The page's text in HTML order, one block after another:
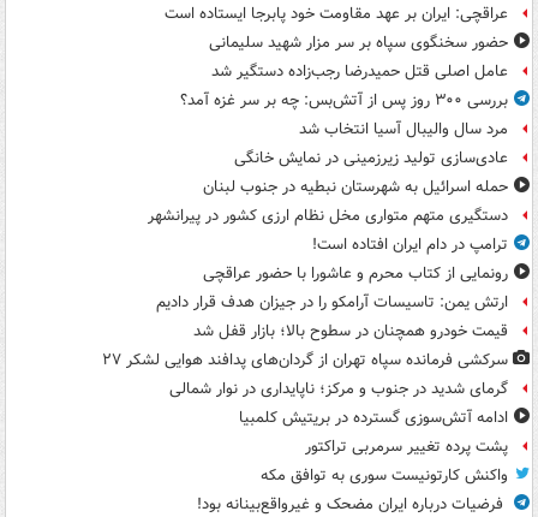
عراقچی: ایران بر عهد مقاومت خود پابرجا ایستاده است
حضور سخنگوی سپاه بر سر مزار شهید سلیمانی
عامل اصلی قتل حمیدرضا رجب‌زاده دستگیر شد
بررسی ۳۰۰ روز پس از آتش‌بس: چه بر سر غزه آمد؟
مرد سال والیبال آسیا انتخاب شد
عادی‌سازی تولید زیرزمینی در نمایش خانگی
حمله اسرائیل به شهرستان نبطیه در جنوب لبنان
دستگیری متهم متواری مخل نظام ارزی کشور در پیرانشهر
ترامپ در دام ایران افتاده است!
رونمایی از کتاب محرم و عاشورا با حضور عراقچی
ارتش یمن: تاسیسات آرامکو را در جیزان هدف قرار دادیم
قیمت خودرو همچنان در سطوح بالا؛ بازار قفل شد
سرکشی فرمانده سپاه تهران از گردان‌های پدافند هوایی لشکر ۲۷
گرمای شدید در جنوب و مرکز؛ ناپایداری در نوار شمالی
ادامه آتش‌سوزی گسترده در بریتیش کلمبیا
پشت پرده تغییر سرمربی تراکتور
واکنش کارتونیست سوری به توافق مکه
فرضیات درباره ایران مضحک و غیرواقع‌بینانه بود!